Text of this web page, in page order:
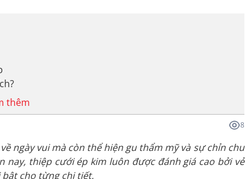
thêm
8
ngày vui mà còn thể hiện gu thẩm mỹ và sự chỉn chu
nay, thiệp cưới ép kim luôn được đánh giá cao bởi vẻ
cho từng chi tiết.